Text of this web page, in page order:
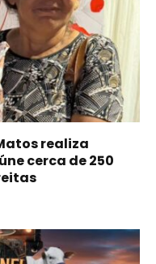
realiza
cerca de 250